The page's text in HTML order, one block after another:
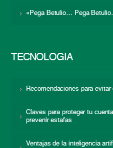
«Pega Betulio… Pega
TECNOLOGÍA
Recomendaciones para
Claves para proteger tu
prevenir estafas
Ventajas de la inteligencia